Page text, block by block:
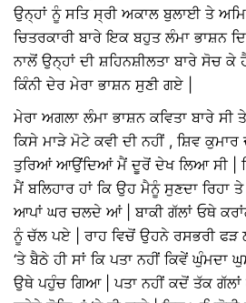
ਉਨ੍ਹਾਂ ਨੂੰ ਸਤਿ ਸ੍ਰੀ ਅਕਾਲ ਬੁਲਾਈ ਤੇ
ਚਿਤਰਕਾਰੀ ਬਾਰੇ ਇਕ ਬਹੁਤ ਲੰਮਾ ਭਾਸ਼ਨ
ਨਾਲੋਂ ਉਨ੍ਹਾਂ ਦੀ ਸ਼ਹਿਨਸ਼ੀਲਤਾ ਬਾਰੇ ਸੋਚ ਕੇ
ਕਿੰਨੀ ਦੇਰ ਮੇਰਾ ਭਾਸ਼ਨ ਸੁਣੀ ਗਏ |
ਮੇਰਾ ਅਗਲਾ ਲੰਮਾ ਭਾਸ਼ਨ ਕਵਿਤਾ ਬਾਰੇ ਸੀ
ਕਿਸੇ ਮਾੜੇ ਮੋਟੇ ਕਵੀ ਦੀ ਨਹੀਂ , ਸ਼ਿਵ ਕੁਮਾਰ
ਤੁਰਿਆਂ ਆਉਂਦਿਆਂ ਮੈਂ ਦੂਰੋਂ ਦੇਖ ਲਿਆ ਸੀ |
ਮੈਂ ਬਲਿਹਾਰ ਹਾਂ ਕਿ ਉਹ ਮੈਨੂੰ ਸੁਣਦਾ ਰਿਹਾ
ਆਪਾਂ ਘਰ ਚਲਦੇ ਆਂ | ਬਾਕੀ ਗੱਲਾਂ ਓਥੇ
ਨੂੰ ਚੱਲ ਪਏ | ਰਾਹ ਵਿਚੋਂ ਉਹਨੇ ਰਸਭਰੀ
‘ਤੇ ਬੈਠੇ ਹੀ ਸਾਂ ਕਿ ਪਤਾ ਨਹੀਂ ਕਿਵੇਂ ਘੁੰਮਦਾ
ਉਥੇ ਪਹੁੰਚ ਗਿਆ | ਪਤਾ ਨਹੀਂ ਕਦੋਂ ਤੱਕ